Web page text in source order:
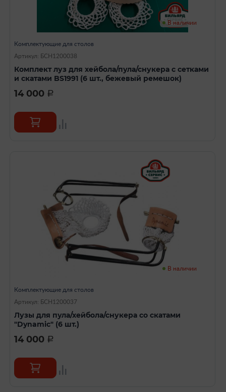
В наличии
Комплектующие для столов
Артикул: БСН1200038
Комплект луз для хейбола/пула/снукера с сетками
и скатами BS1991 (6 шт., бежевый ремешок)
14 000 a
В наличии
Комплектующие для столов
Артикул: БСН1200037
Лузы для пула/хейбола/снукера со скатами
"Dynamic" (6 шт.)
14 000 a